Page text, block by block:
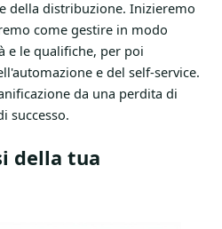
della distribuzione. Inizieremo
come gestire in modo
e le qualifiche, per poi
e del self-service.
da una perdita di
successo.
della tua